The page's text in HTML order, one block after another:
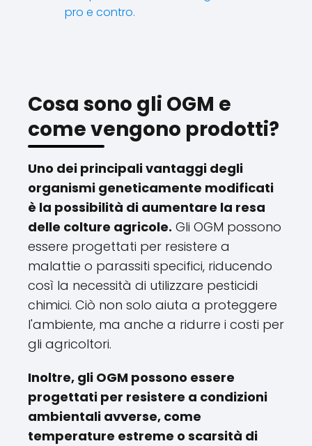
pro e contro.
Cosa sono gli OGM e
come vengono prodotti?
Uno dei principali vantaggi degli
organismi geneticamente modificati
è la possibilità di aumentare la resa
delle colture agricole. Gli OGM possono
essere progettati per resistere a
malattie o parassiti specifici, riducendo
così la necessità di utilizzare pesticidi
chimici. Ciò non solo aiuta a proteggere
l'ambiente, ma anche a ridurre i costi per
gli agricoltori.
Inoltre, gli OGM possono essere
progettati per resistere a condizioni
ambientali avverse, come
temperature estreme o scarsità di